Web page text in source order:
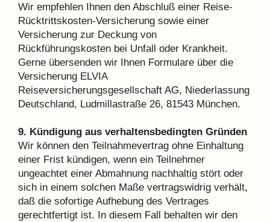
Wir empfehlen Ihnen den Abschluß einer Reise-
Rücktrittskosten-Versicherung sowie einer
Versicherung zur Deckung von
Rückführungskosten bei Unfall oder Krankheit.
Gerne übersenden wir Ihnen Formulare über die
Versicherung ELVIA
Reiseversicherungsgesellschaft AG, Niederlassung
Deutschland, Ludmillastraße 26, 81543 München.
9. Kündigung aus verhaltensbedingten Gründen
Wir können den Teilnahmevertrag ohne Einhaltung
einer Frist kündigen, wenn ein Teilnehmer
ungeachtet einer Abmahnung nachhaltig stört oder
sich in einem solchen Maße vertragswidrig verhält,
daß die sofortige Aufhebung des Vertrages
gerechtfertigt ist. In diesem Fall behalten wir den